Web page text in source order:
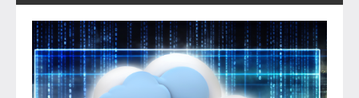
für
4,99
Euro
/